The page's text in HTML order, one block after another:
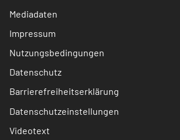
Mediadaten
Impressum
Nutzungsbedingungen
Datenschutz
Barrierefreiheitserklärung
Datenschutzeinstellungen
Videotext